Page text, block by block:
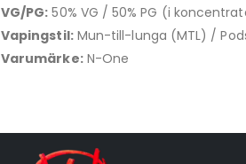
VG/PG: 50% VG / 50% PG (i
Vapingstil:Mun-till-lunga (MTL) /
Varumärke:N-One